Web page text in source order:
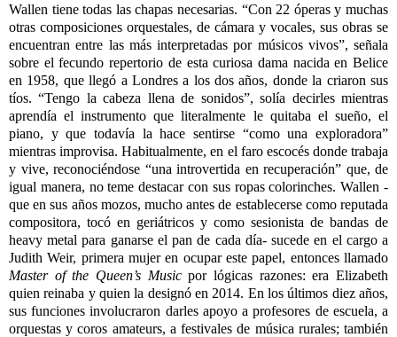
Wallen tiene todas las chapas necesarias. “Con 22 óperas y muchas
otras composiciones orquestales, de cámara y vocales, sus obras se
encuentran entre las más interpretadas por músicos vivos”, señala
sobre el fecundo repertorio de esta curiosa dama nacida en Belice
en 1958, que llegó a Londres a los dos años, donde la criaron sus
tíos. “Tengo la cabeza llena de sonidos”, solía decirles mientras
aprendía el instrumento que literalmente le quitaba el sueño, el
piano, y que todavía la hace sentirse “como una exploradora”
mientras improvisa. Habitualmente, en el faro escocés donde trabaja
y vive, reconociéndose “una introvertida en recuperación” que, de
igual manera, no teme destacar con sus ropas colorinches. Wallen -
que en sus años mozos, mucho antes de establecerse como reputada
compositora, tocó en geriátricos y como sesionista de bandas de
heavy metal para ganarse el pan de cada día- sucede en el cargo a
Judith Weir, primera mujer en ocupar este papel, entonces llamado
Master of the Queen’s Musicpor lógicas razones: era Elizabeth
quien reinaba y quien la designó en 2014. En los últimos diez años,
sus funciones involucraron darles apoyo a profesores de escuela, a
orquestas y coros amateurs, a festivales de música rurales; también